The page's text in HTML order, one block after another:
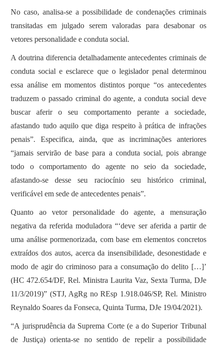
No caso, analisa-se a possibilidade de condenações criminais
transitadas em julgado serem valoradas para desabonar os
vetores personalidade e conduta social.
A doutrina diferencia detalhadamente antecedentes criminais de
conduta social e esclarece que o legislador penal determinou
essa análise em momentos distintos porque “os antecedentes
traduzem o passado criminal do agente, a conduta social deve
buscar aferir o seu comportamento perante a sociedade,
afastando tudo aquilo que diga respeito à prática de infrações
penais”. Especifica, ainda, que as incriminações anteriores
“jamais servirão de base para a conduta social, pois abrange
todo o comportamento do agente no seio da sociedade,
afastando-se desse seu raciocínio seu histórico criminal,
verificável em sede de antecedentes penais”.
Quanto ao vetor personalidade do agente, a mensuração
negativa da referida moduladora “‘deve ser aferida a partir de
uma análise pormenorizada, com base em elementos concretos
extraídos dos autos, acerca da insensibilidade, desonestidade e
modo de agir do criminoso para a consumação do delito […]’
(HC 472.654/DF, Rel. Ministra Laurita Vaz, Sexta Turma, DJe
11/3/2019)” (STJ, AgRg no REsp 1.918.046/SP, Rel. Ministro
Reynaldo Soares da Fonseca, Quinta Turma, DJe 19/04/2021).
“A jurisprudência da Suprema Corte (e a do Superior Tribunal
de Justiça) orienta-se no sentido de repelir a possibilidade